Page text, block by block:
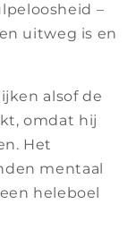
–
uitweg is en
alsof de
omdat hij
Het
mentaal
heleboel